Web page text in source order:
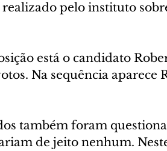
pelo instituto
está o candidato
Na sequência aparece
também foram
de jeito nenhum.